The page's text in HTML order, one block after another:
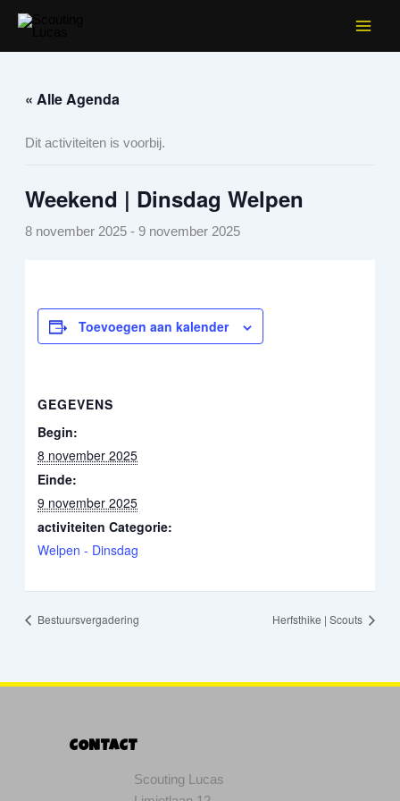
naar
de
« Alle Agenda
Dit activiteiten is voorbij.
Weekend | Dinsdag Welpen
8 november 2025- 9 november 2025
Toevoegen aan kalender
GEGEVENS
Begin:
8 november 2025
Einde:
9 november 2025
activiteiten Categorie:
Welpen - Dinsdag
Bestuursvergadering Herfsthike | Scouts
CONTACT
Scouting Lucas